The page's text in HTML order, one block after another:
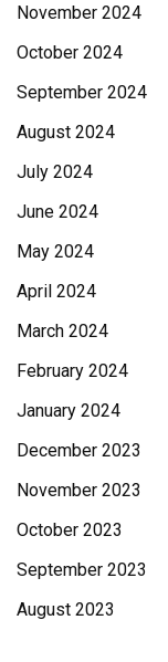
November 2024
October 2024
September 2024
August 2024
July 2024
June 2024
May 2024
April 2024
March 2024
February 2024
January 2024
December 2023
November 2023
October 2023
September 2023
August 2023